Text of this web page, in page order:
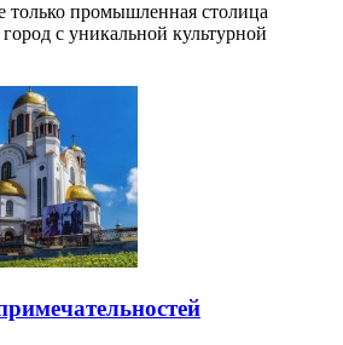
только промышленная столица
с уникальной культурной